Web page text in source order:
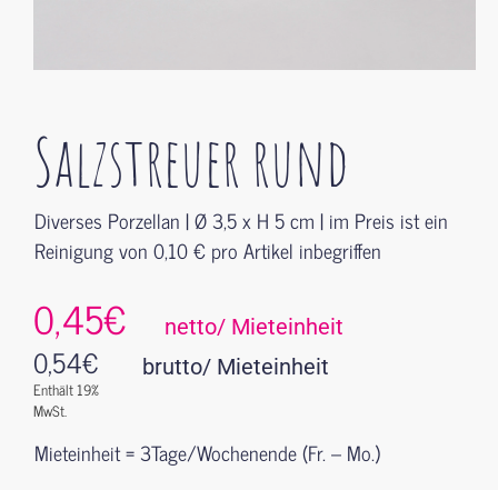
Salzstreuer rund
Diverses Porzellan | Ø 3,5 x H 5 cm | im Preis ist ein
Reinigung von 0,10 € pro Artikel inbegriffen
0,45€ netto/ Mieteinheit
0,54€
Enthält 19%
MwSt.
brutto/ Mieteinheit
Mieteinheit = 3Tage/Wochenende (Fr. – Mo.)